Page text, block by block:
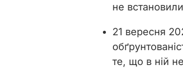
не встановили
21 вересня
те, що в ній